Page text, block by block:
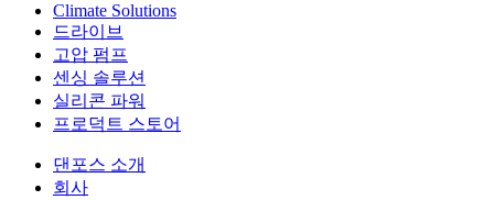
Climate Solutions
드라이브
고압 펌프
센싱 솔루션
실리콘 파워
프로덕트 스토어
댄포스 소개
회사